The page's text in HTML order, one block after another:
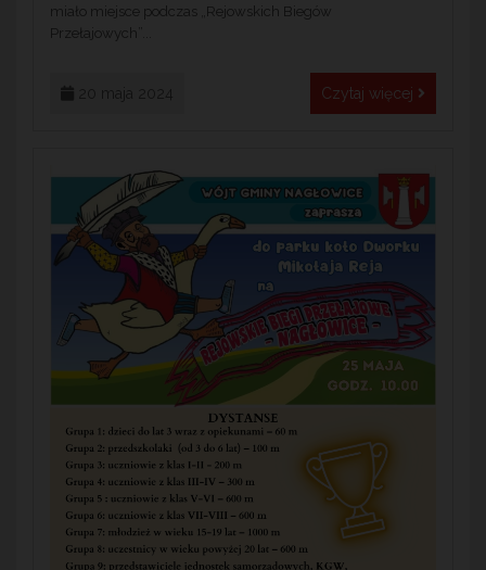
miało miejsce podczas „Rejowskich Biegów
Przełajowych”...
Czytaj więcej